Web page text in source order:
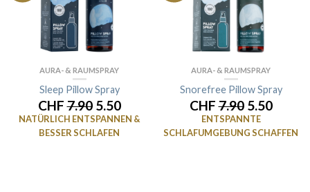
AURA- & RAUMSPRAY
Sleep Pillow Spray
CHF7.905.50
NATÜRLICH ENTSPANNEN &
BESSER SCHLAFEN
AURA- & RAUMSPRAY
Snorefree Pillow Spray
CHF7.905.50
ENTSPANNTE
SCHLAFUMGEBUNG SCHAFFEN